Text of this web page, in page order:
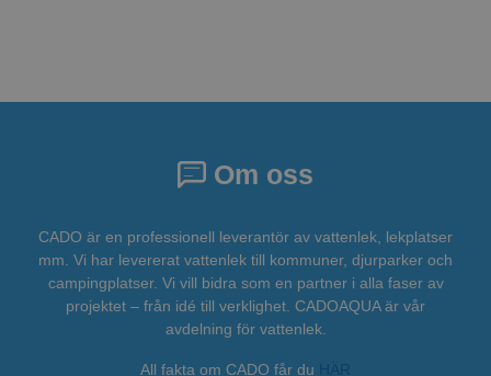
Om oss
CADO är en professionell leverantör av vattenlek, lekplatser
mm. Vi har levererat vattenlek till kommuner, djurparker och
campingplatser. Vi vill bidra som en partner i alla faser av
projektet – från idé till verklighet. CADOAQUA är vår
avdelning för vattenlek.
All fakta om CADO får du